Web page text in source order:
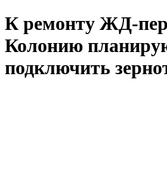
К ремонту ЖД-
Колонию
подключить